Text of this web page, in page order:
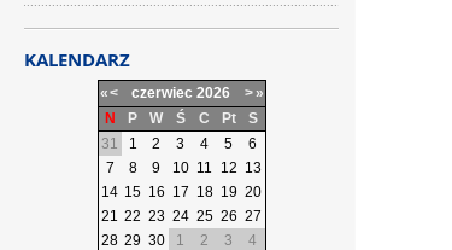
KALENDARZ
«< czerwiec 2026 >»
N
P W Ś C Pt
S
31
1 2 3 4 5
6
7
8 9 10 11 12 13
14 15 16 17 18 19 20
21 22 23 24 25 26 27
28 29 30 1 2 3 4